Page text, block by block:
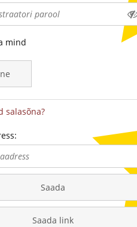
mind
salasõna?
Saada
Saada link